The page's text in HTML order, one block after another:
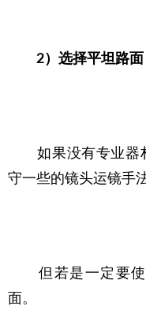
2）选择平坦路面
如果没有专业器材
守一些的镜头运镜手法
但若是一定要使
面。